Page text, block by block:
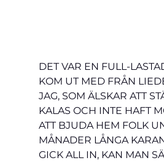
DET VAR EN FULL-
KOM UT MED FRÅN
JAG, SOM ÄLSKAR ATT
KALAS OCH INTE HAFT
ATT BJUDA HEM FOLK
MÅNADER LÅNGA
GICK ALL IN, KAN MAN